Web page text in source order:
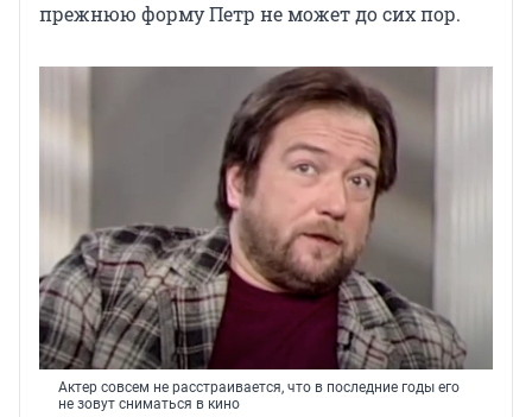
прежнюю форму Петр не может до сих пор.
Актер совсем не расстраивается, что в последние годы его
не зовут сниматься в кино